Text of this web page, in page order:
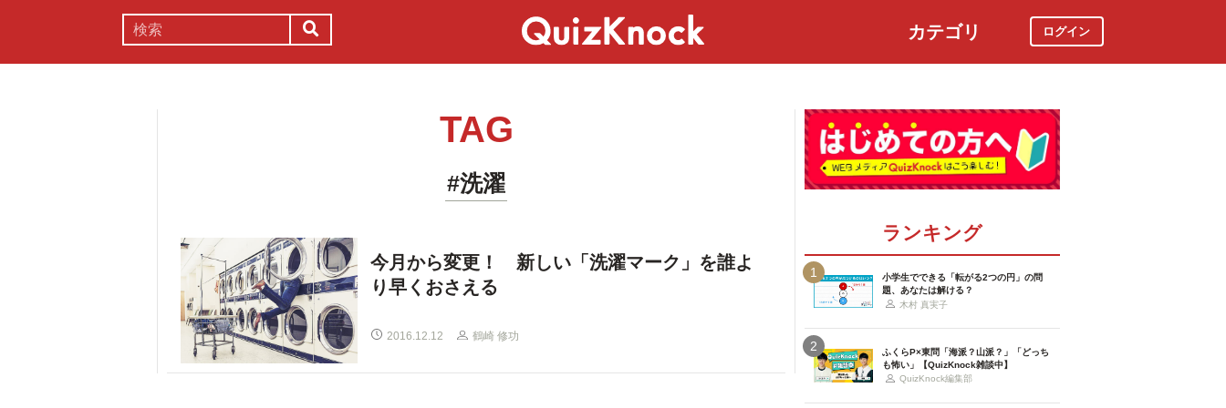
カテゴリ ログイン
TAG
#洗濯
今月から変更！ 新しい「洗濯マーク」を誰よ
り早くおさえる
2016.12.12 鶴崎 修功
ランキング
1
小学生でできる「転がる2つの円」の問
題、あなたは解ける？
木村 真実子
2
ふくらP×東問「海派？山派？」「どっち
も怖い」【QuizKnock雑談中】
QuizKnock編集部